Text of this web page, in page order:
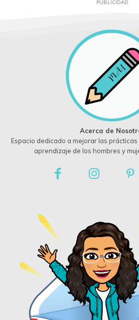
PUBLICIDAD
Acerca de
Espacio dedicado a mejorar las
aprendizaje de los hombres y